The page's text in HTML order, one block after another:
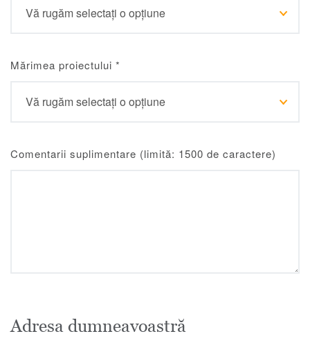
Mărimea proiectului *
Comentarii suplimentare (limită: 1500 de caractere)
Adresa dumneavoastră